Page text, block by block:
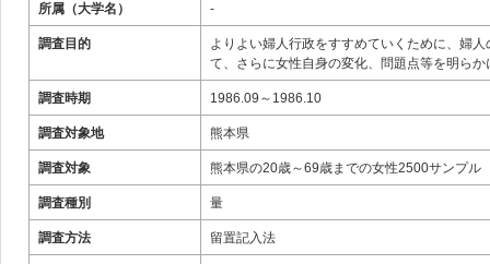
所属（大学名） -
調査目的
よりよい婦人行政をすすめていくために、婦
て、さらに女性自身の変化、問題点等を明ら
調査時期 1986.09～1986.10
調査対象地 熊本県
調査対象 熊本県の20歳～69歳までの女性2500サンプル
調査種別 量
調査方法 留置記入法